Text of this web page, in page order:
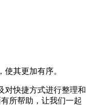
其更加有序。
对快捷方式进行整理和
所帮助，让我们一起